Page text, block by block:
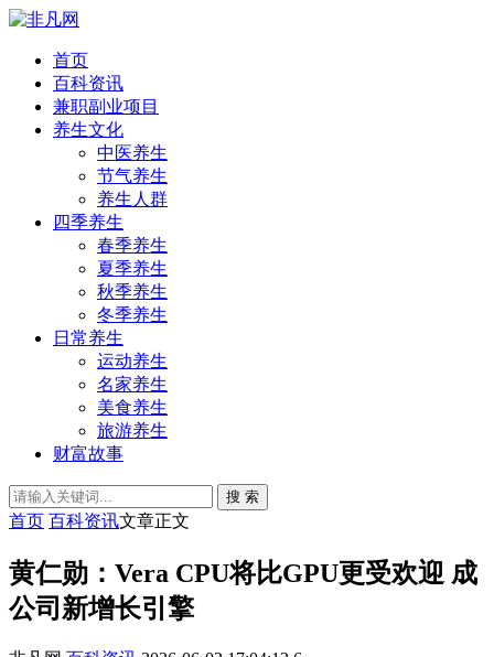
首页
百科资讯
兼职副业项目
养生文化
中医养生
节气养生
养生人群
四季养生
春季养生
夏季养生
秋季养生
冬季养生
日常养生
运动养生
名家养生
美食养生
旅游养生
财富故事
搜 索
首页 百科资讯文章正文
黄仁勋：Vera CPU将比GPU更受欢迎 成
公司新增长引擎